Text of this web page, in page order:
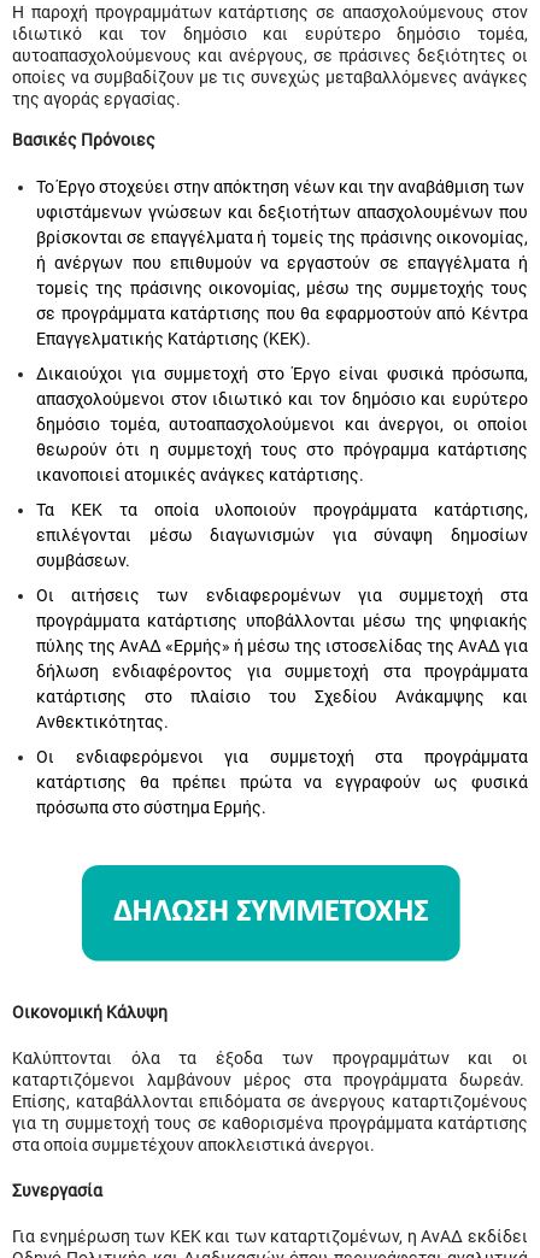
Η παροχή προγραμμάτων κατάρτισης σε απασχολούμενους στον
ιδιωτικό και τον δημόσιο και ευρύτερο δημόσιο τομέα,
αυτοαπασχολούμενους και ανέργους, σε πράσινες δεξιότητες οι
οποίες να συμβαδίζουν με τις συνεχώς μεταβαλλόμενες ανάγκες
της αγοράς εργασίας.
Βασικές Πρόνοιες
Το Έργο στοχεύει στην απόκτηση νέων και την αναβάθμιση των
υφιστάμενων γνώσεων και δεξιοτήτων απασχολουμένων που
βρίσκονται σε επαγγέλματα ή τομείς της πράσινης οικονομίας,
ή ανέργων που επιθυμούν να εργαστούν σε επαγγέλματα ή
τομείς της πράσινης οικονομίας, μέσω της συμμετοχής τους
σε προγράμματα κατάρτισης που θα εφαρμοστούν από Κέντρα
Επαγγελματικής Κατάρτισης (ΚΕΚ).
Δικαιούχοι για συμμετοχή στο Έργο είναι φυσικά πρόσωπα,
απασχολούμενοι στον ιδιωτικό και τον δημόσιο και ευρύτερο
δημόσιο τομέα, αυτοαπασχολούμενοι και άνεργοι, οι οποίοι
θεωρούν ότι η συμμετοχή τους στο πρόγραμμα κατάρτισης
ικανοποιεί ατομικές ανάγκες κατάρτισης.
Τα ΚΕΚ τα οποία υλοποιούν προγράμματα κατάρτισης,
επιλέγονται μέσω διαγωνισμών για σύναψη δημοσίων
συμβάσεων.
Οι αιτήσεις των ενδιαφερομένων για συμμετοχή στα
προγράμματα κατάρτισης υποβάλλονται μέσω της ψηφιακής
πύλης της ΑνΑΔ «Ερμής» ή μέσω της ιστοσελίδας της ΑνΑΔ για
δήλωση ενδιαφέροντος για συμμετοχή στα προγράμματα
κατάρτισης στο πλαίσιο του Σχεδίου Ανάκαμψης και
Ανθεκτικότητας.
Οι ενδιαφερόμενοι για συμμετοχή στα προγράμματα
κατάρτισης θα πρέπει πρώτα να εγγραφούν ως φυσικά
πρόσωπα στο σύστημα Ερμής.
Οικονομική Κάλυψη
Καλύπτονται όλα τα έξοδα των προγραμμάτων και οι
καταρτιζόμενοι λαμβάνουν μέρος στα προγράμματα δωρεάν.
Επίσης, καταβάλλονται επιδόματα σε άνεργους καταρτιζομένους
για τη συμμετοχή τους σε καθορισμένα προγράμματα κατάρτισης
στα οποία συμμετέχουν αποκλειστικά άνεργοι.
Συνεργασία
Για ενημέρωση των ΚΕΚ και των καταρτιζομένων, η ΑνΑΔ εκδίδει